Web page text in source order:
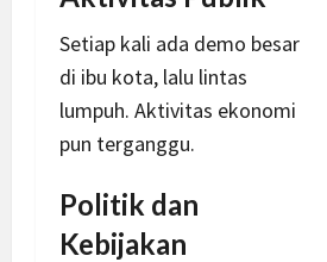
Setiap kali ada demo besar
di ibu kota, lalu lintas
lumpuh. Aktivitas ekonomi
pun terganggu.
Politik dan
Kebijakan